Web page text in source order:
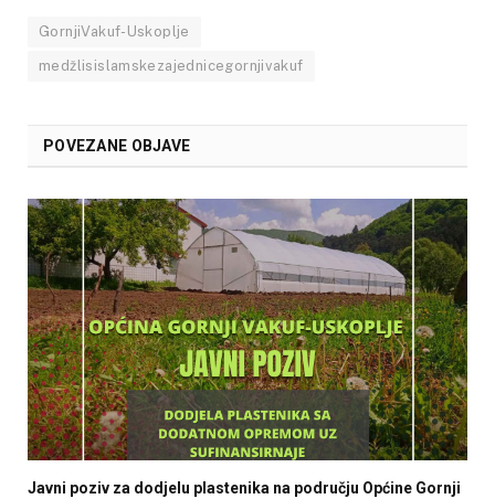
GornjiVakuf-Uskoplje
medžlisislamskezajednicegornjivakuf
POVEZANE OBJAVE
Javni poziv za dodjelu plastenika na području Općine Gornji